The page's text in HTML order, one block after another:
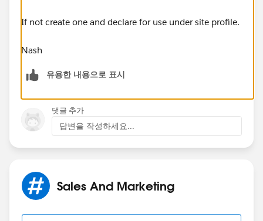
If not create one and declare for use under site profile.
Nash
유용한 내용으로 표시
댓글 추가
답변을 작성하세요...
Sales And Marketing